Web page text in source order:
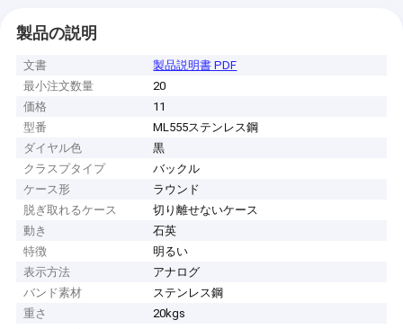
製品の説明
文書
製品説明書 PDF
最小注文数量
20
価格
11
型番
ML555ステンレス鋼
ダイヤル色
黒
クラスプタイプ
バックル
ケース形
ラウンド
脱ぎ取れるケース
切り離せないケース
動き
石英
特徴
明るい
表示方法
アナログ
バンド素材
ステンレス鋼
重さ
20kgs